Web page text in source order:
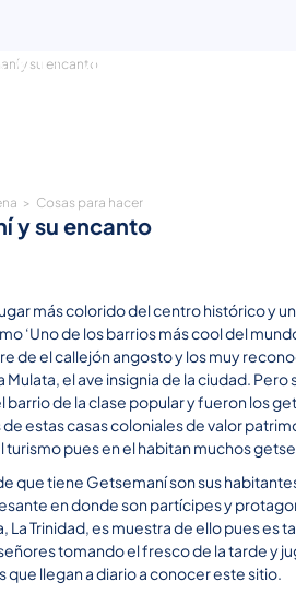
y su encanto
Cosas para hacer
y su encanto
más colorido del centro histórico y
‘Uno de los barrios más cool del
de el callejón angosto y los muy
Mulata, el ave insignia de la ciudad.
barrio de la clase popular y fueron los
de estas casas coloniales de valor
turismo pues en el habitan muchos
que tiene Getsemaní son sus
en donde son partícipes y
La Trinidad, es muestra de ello pues
tomando el fresco de la tarde y
que llegan a diario a conocer este sitio.